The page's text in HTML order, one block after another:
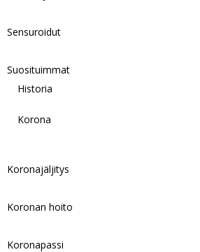
Sensuroidut
Suosituimmat
Historia
Korona
Koronajäljitys
Koronan hoito
Koronapassi